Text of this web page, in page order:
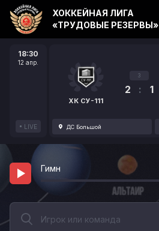
18:30
12 апр.
LIVE
ХК СУ-111
3
2 : 1
ДС Большой
ХОККЕЙНАЯ ЛИГА
«ТРУДОВЫЕ РЕЗЕРВЫ»
Гимн